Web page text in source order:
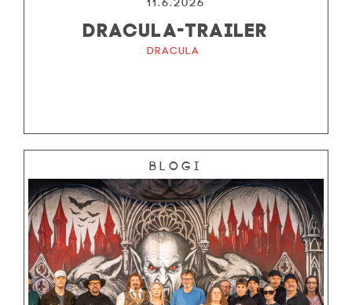
11.6.2026
DRACULA-TRAILER
Dracula
Blogi